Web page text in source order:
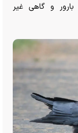
و گاهی غیر